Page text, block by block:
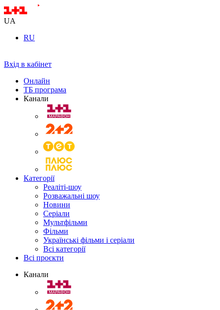
UA
RU
Вхід в кабінет
Онлайн
ТБ програма
Канали
Категорії
Реаліті-шоу
Розважальні шоу
Новини
Серіали
Мультфільми
Фільми
Українські фільми і серіали
Всі категорії
Всі проєкти
Канали